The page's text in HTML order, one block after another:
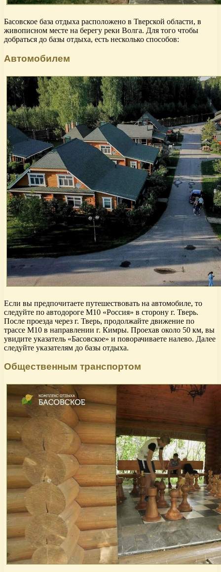
Басовское база отдыха расположено в Тверской области, в
живописном месте на берегу реки Волга. Для того чтобы
добраться до базы отдыха, есть несколько способов:
Автомобилем
Если вы предпочитаете путешествовать на автомобиле, то
следуйте по автодороге М10 «Россия» в сторону г. Тверь.
После проезда через г. Тверь, продолжайте движение по
трассе М10 в направлении г. Кимры. Проехав около 50 км, вы
увидите указатель «Басовское» и поворачиваете налево. Далее
следуйте указателям до базы отдыха.
Общественным транспортом